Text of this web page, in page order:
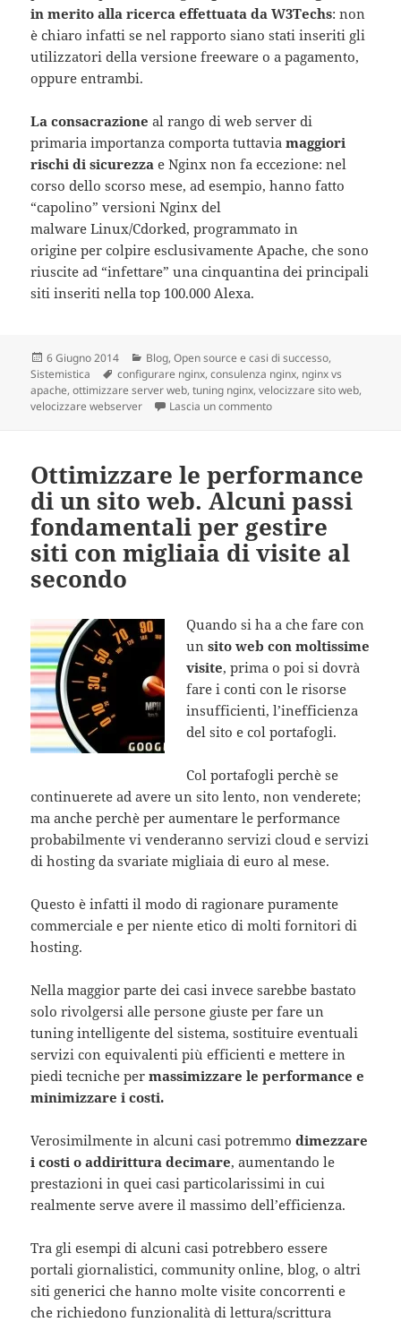
in merito alla ricerca effettuata da W3Techs: non
è chiaro infatti se nel rapporto siano stati inseriti gli
utilizzatori della versione freeware o a pagamento,
oppure entrambi.
La consacrazione al rango di web server di
primaria importanza comporta tuttaviamaggiori
rischi di sicurezza e Nginx non fa eccezione: nel
corso dello scorso mese, ad esempio, hanno fatto
“capolino” versioni Nginx del
malwareLinux/Cdorked, programmato in
origine per colpire esclusivamente Apache, che sono
riuscite ad “infettare” una cinquantina dei principali
siti inseriti nella top 100.000 Alexa.
Scritto
il
6 Giugno 2014 Categorie
Blog,Open source e casi di successo,
Sistemistica
Tag
configurare nginx,consulenza nginx, nginx vs
apache,ottimizzare server web,tuning nginx,velocizzare sito web,
velocizzare webserver
Lascia un commento
Ottimizzare le performance
di un sito web. Alcuni passi
fondamentali per gestire
siti con migliaia di visite al
secondo
Quando si ha a che fare con
unsito web con moltissime
visite, prima o poi si dovrà
fare i conti con le risorse
insufficienti, l’inefficienza
del sito e col portafogli.
Col portafogli perchè se
continuerete ad avere un sito lento, non venderete;
ma anche perchè per aumentare le performance
probabilmente vi venderanno servizi cloud e servizi
di hosting da svariate migliaia di euro al mese.
Questo è infatti il modo di ragionare puramente
commerciale e per niente etico di molti fornitori di
hosting.
Nella maggior parte dei casi invece sarebbe bastato
solo rivolgersi alle persone giuste per fare un
tuning intelligente del sistema, sostituire eventuali
servizi con equivalenti più efficienti e mettere in
piedi tecniche permassimizzare le performance e
minimizzare i costi.
Verosimilmente in alcuni casi potremmodimezzare
i costi o addirittura decimare, aumentando le
prestazioni in quei casi particolarissimi in cui
realmente serve avere il massimo dell’efficienza.
Tra gli esempi di alcuni casi potrebbero essere
portali giornalistici, community online, blog, o altri
siti generici che hanno molte visite concorrenti e
che richiedono funzionalità di lettura/scrittura